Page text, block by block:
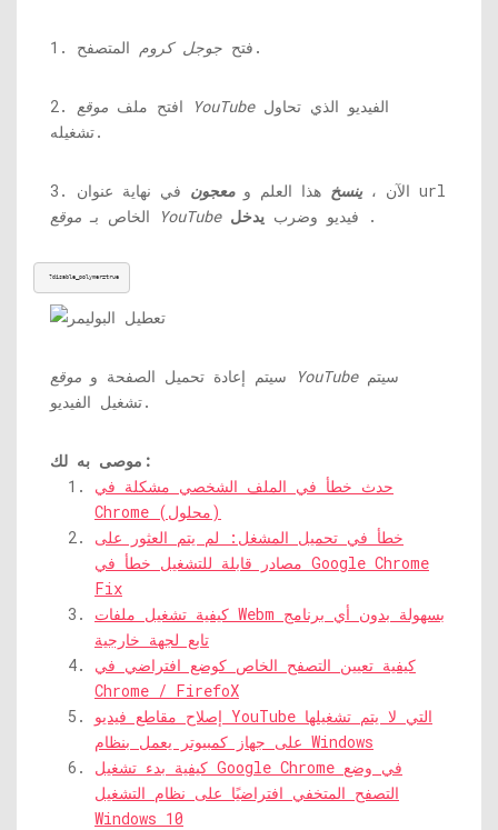
1. فتح جوجل كروم المتصفح.
2. افتح ملف موقع YouTubeالفيديو الذي تحاول
تشغيله.
3. الآن ،ينسخ هذا العلم ومعجون في نهاية عنوان url
الخاص بـ موقع YouTube فيديو وضرب يدخل .
?disable_polymer=true
سيتم إعادة تحميل الصفحة و موقع YouTubeسيتم
تشغيل الفيديو.
موصى به لك:
حدث خطأ في الملف الشخصي مشكلة في
Chrome (محلول)
خطأ في تحميل المشغل: لم يتم العثور على
مصادر قابلة للتشغيل خطأ في Google Chrome
Fix
كيفية تشغيل ملفات Webm بسهولة بدون أي برنامج
تابع لجهة خارجية
كيفية تعيين التصفح الخاص كوضع افتراضي في
Chrome / FirefoX
إصلاح مقاطع فيديو YouTube التي لا يتم تشغيلها
على جهاز كمبيوتر يعمل بنظام Windows
كيفية بدء تشغيل Google Chrome في وضع
التصفح المتخفي افتراضيًا على نظام التشغيل
Windows 10